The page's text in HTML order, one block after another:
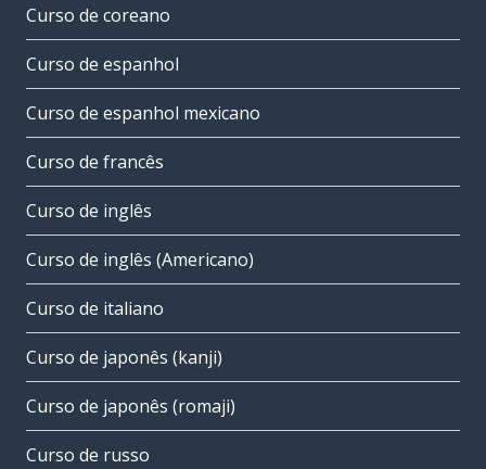
Curso de coreano
Curso de espanhol
Curso de espanhol mexicano
Curso de francês
Curso de inglês
Curso de inglês (Americano)
Curso de italiano
Curso de japonês (kanji)
Curso de japonês (romaji)
Curso de russo